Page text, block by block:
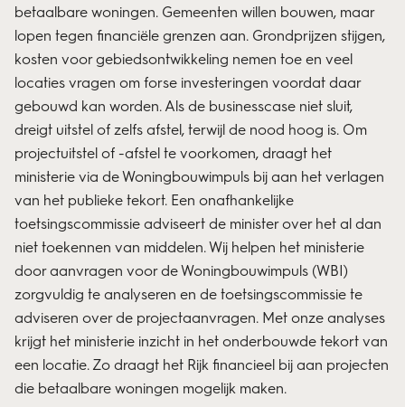
betaalbare woningen. Gemeenten willen bouwen, maar
lopen tegen financiële grenzen aan. Grondprijzen stijgen,
kosten voor gebiedsontwikkeling nemen toe en veel
locaties vragen om forse investeringen voordat daar
gebouwd kan worden. Als de businesscase niet sluit,
dreigt uitstel of zelfs afstel, terwijl de nood hoog is. Om
projectuitstel of -afstel te voorkomen, draagt het
ministerie via de Woningbouwimpuls bij aan het verlagen
van het publieke tekort. Een onafhankelijke
toetsingscommissie adviseert de minister over het al dan
niet toekennen van middelen. Wij helpen het ministerie
door aanvragen voor de Woningbouwimpuls (WBI)
zorgvuldig te analyseren en de toetsingscommissie te
adviseren over de projectaanvragen. Met onze analyses
krijgt het ministerie inzicht in het onderbouwde tekort van
een locatie. Zo draagt het Rijk financieel bij aan projecten
die betaalbare woningen mogelijk maken.